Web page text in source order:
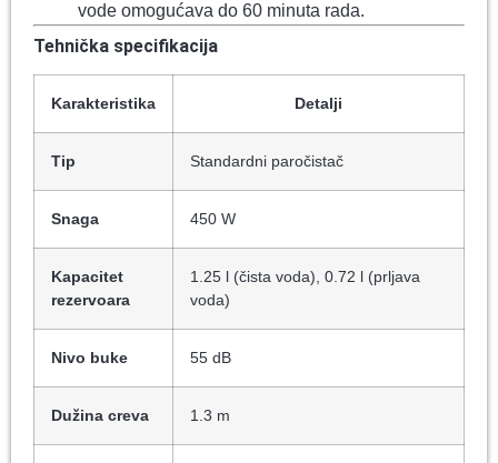
vode omogućava do 60 minuta rada.
Tehnička specifikacija
Karakteristika Detalji
Tip Standardni paročistač
Snaga 450 W
Kapacitet
rezervoara
1.25 l (čista voda), 0.72 l (prljava
voda)
Nivo buke 55 dB
Dužina creva 1.3 m